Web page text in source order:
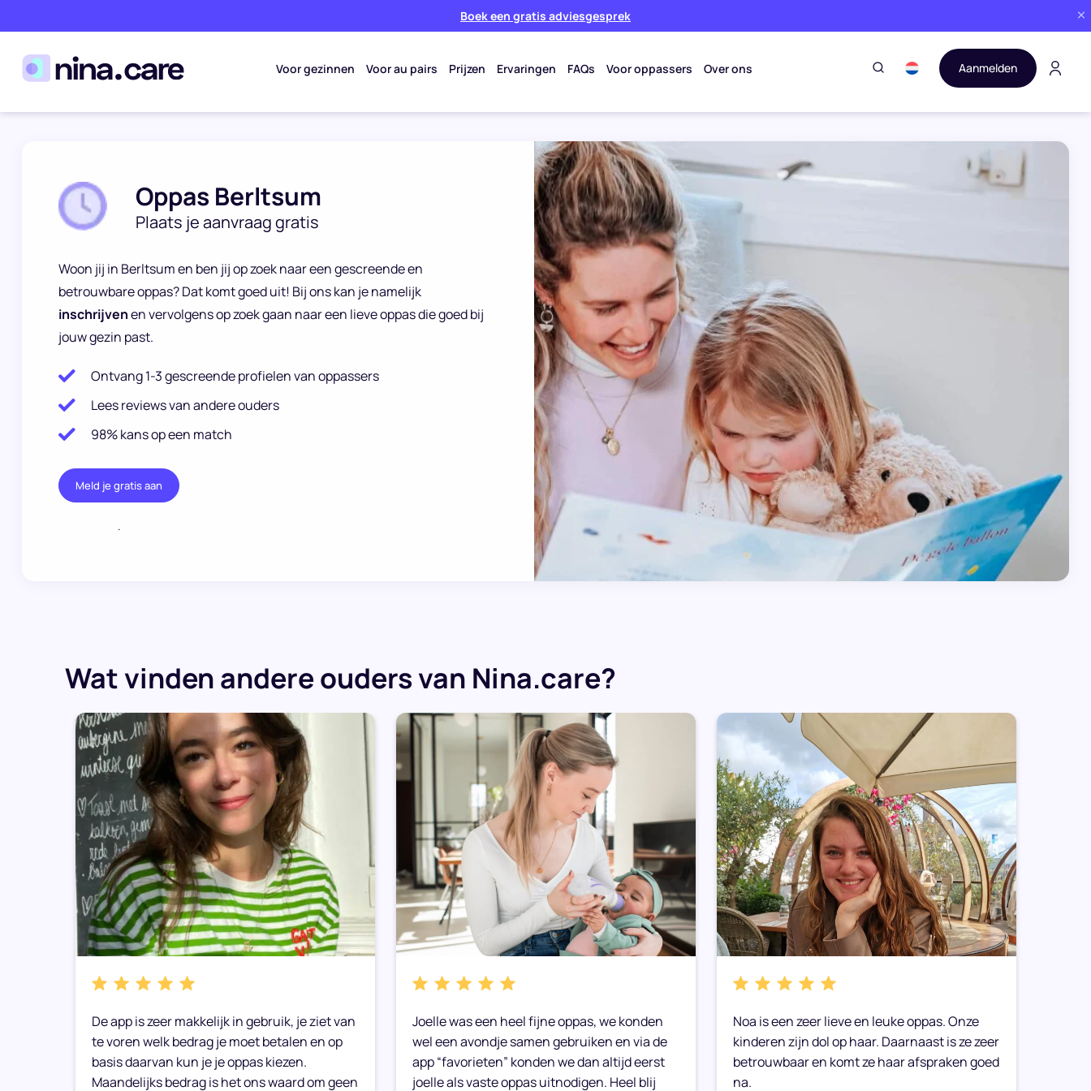
Boek een gratis adviesgesprek
Voor gezinnen Voor au pairs Prijzen Ervaringen FAQs Voor oppassers Over ons Aanmelden
Oppas Berltsum
Plaats je aanvraag gratis
Woon jij in Berltsum en ben jij op zoek naar een gescreende en
betrouwbare oppas? Dat komt goed uit! Bij ons kan je namelijk
inschrijvenen vervolgens op zoek gaan naar een lieve oppas die goed bij
jouw gezin past.
Ontvang 1-3 gescreende profielen van oppassers
Lees reviews van andere ouders
98% kans op een match
Meld je gratis aan
.
Wat vinden andere ouders van Nina.care?
De app is zeer makkelijk in gebruik, je ziet van
te voren welk bedrag je moet betalen en op
basis daarvan kun je je oppas kiezen.
Maandelijks bedrag is het ons waard om geen
Joelle was een heel fijne oppas, we konden
wel een avondje samen gebruiken en via de
app “favorieten” konden we dan altijd eerst
joelle als vaste oppas uitnodigen. Heel blij
Noa is een zeer lieve en leuke oppas. Onze
kinderen zijn dol op haar. Daarnaast is ze zeer
betrouwbaar en komt ze haar afspraken goed
na.